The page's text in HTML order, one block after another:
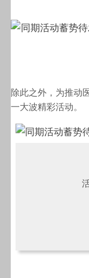
除此之外，为推动
一大波精彩活动。